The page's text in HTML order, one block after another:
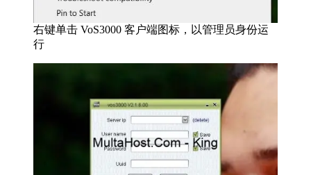
右键单击 VoS3000 客户端图标，以管理员身份运
行